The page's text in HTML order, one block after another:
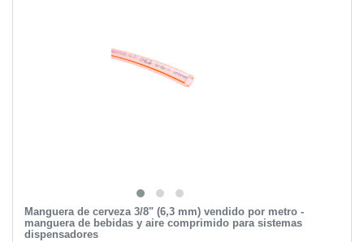
Manguera de cerveza 3/8" (6,3 mm) vendido por metro -
manguera de bebidas y aire comprimido para sistemas
dispensadores